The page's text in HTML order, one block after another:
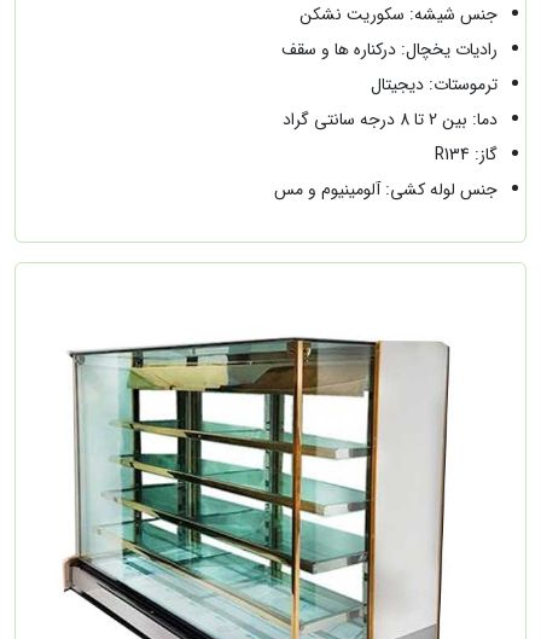
جنس شیشه: سکوریت نشکن
رادیات یخچال: درکناره ها و سقف
ترموستات: دیجیتال
دما: بین 2 تا 8 درجه سانتی گراد
گاز: R134
جنس لوله کشی: آلومینیوم و مس